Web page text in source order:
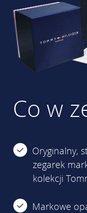
Co w
Oryginalny,
zegarek
kolekcji
Markowe